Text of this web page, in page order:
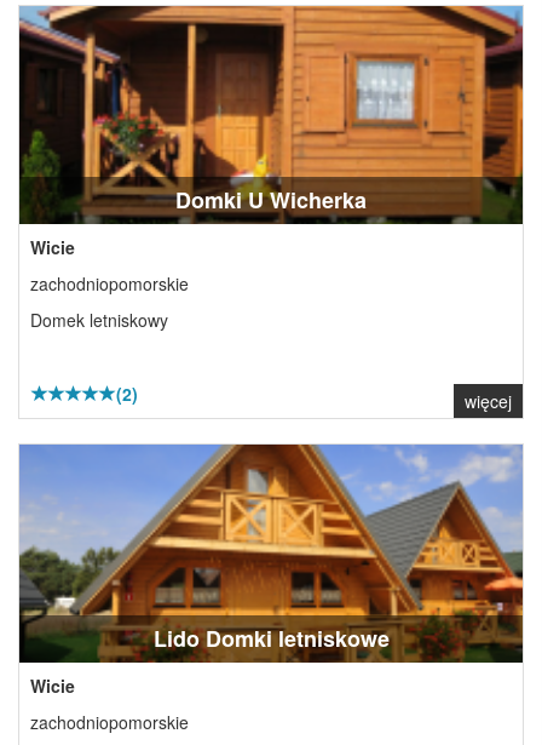
Domki U Wicherka
Wicie
zachodniopomorskie
Domek letniskowy
(2) więcej
Lido Domki letniskowe
Wicie
zachodniopomorskie